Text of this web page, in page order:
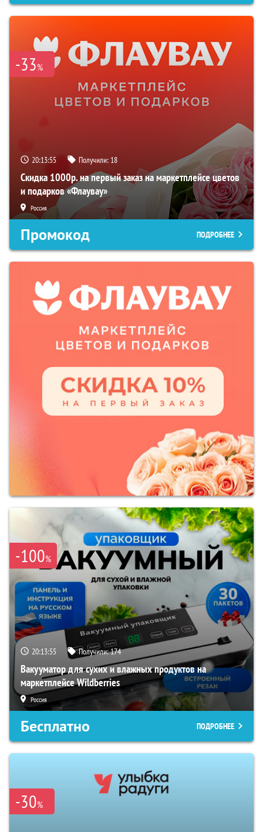
-33%
20:13:54 Получили: 18
Скидка 1000р. на первый заказ на маркетплейсе цветов
и подарков «Флаувау»
Россия
Промокод ПОДРОБНЕЕ
-100%
20:13:54 Получили:174
Вакууматор для сухих и влажных продуктов на
маркетплейсе Wildberries
Россия
Бесплатно ПОДРОБНЕЕ
-30%